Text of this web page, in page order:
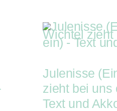
Julenisse
zieht bei uns
Text und